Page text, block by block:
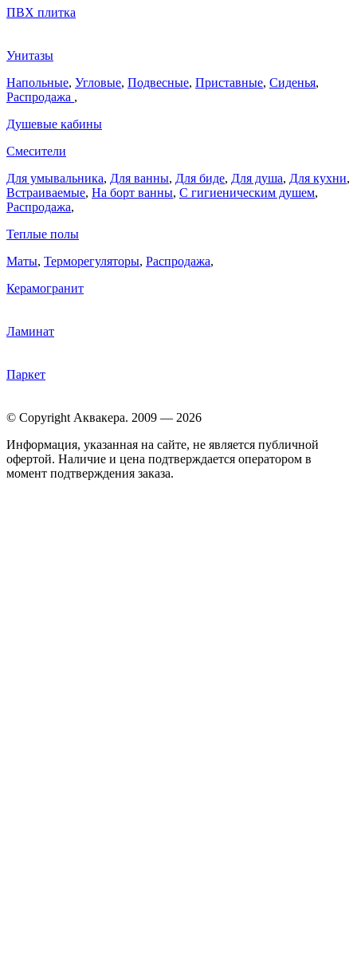
ПВХ плитка
Унитазы
Напольные, Угловые, Подвесные, Приставные, Сиденья,
Распродажа ,
Душевые кабины
Смесители
Для умывальника, Для ванны, Для биде, Для душа, Для кухни,
Встраиваемые, На борт ванны, C гигиеническим душем,
Распродажа,
Теплые полы
Маты, Терморегуляторы, Распродажа,
Керамогранит
Ламинат
Паркет
© Copyright Аквакера. 2009 — 2026
Информация, указанная на сайте, не является публичной
офертой. Наличие и цена подтверждается оператором в
момент подтверждения заказа.